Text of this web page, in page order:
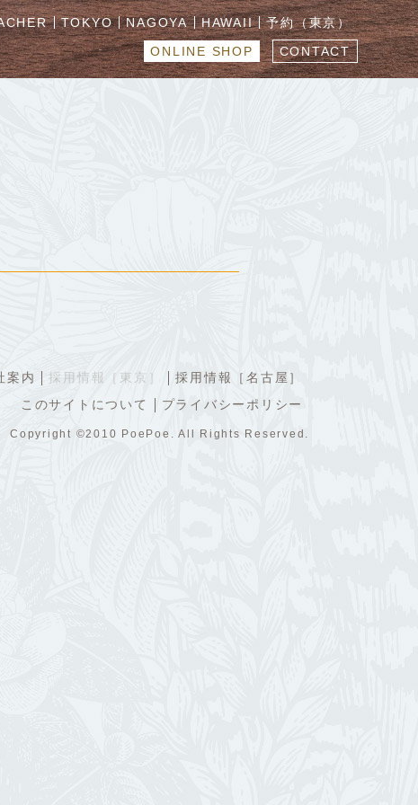
TOKYO NAGOYA HAWAII
予約（東京）
ONLINE SHOP
CONTACT
案内 採用情報［東京］
採用情報［名古屋］
このサイトについて
プライバシーポリシー
Copyright ©2010 PoePoe. All Rights Reserved.